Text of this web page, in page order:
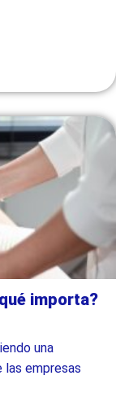
importa?
una
empresas